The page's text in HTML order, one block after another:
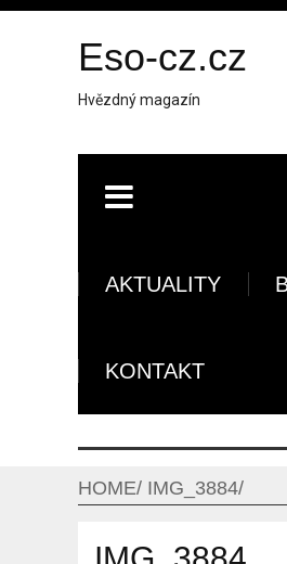
Eso-cz.cz
Hvězdný magazín
AKTUALITY
KONTAKT
HOME IMG_3884